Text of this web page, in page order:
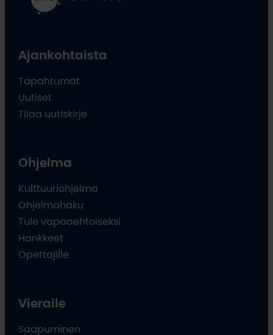
Ajankohtaista
Tapahtumat
Uutiset
Tilaa uutiskirje
Ohjelma
Kulttuuriohjelma
Ohjelmahaku
Tule vapaaehtoiseksi
Hankkeet
Opettajille
Vieraile
Saapuminen